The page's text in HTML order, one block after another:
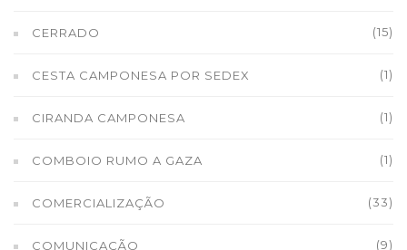
CERRADO (15)
CESTA CAMPONESA POR SEDEX (1)
CIRANDA CAMPONESA (1)
COMBOIO RUMO A GAZA (1)
COMERCIALIZAÇÃO (33)
COMUNICAÇÃO (9)